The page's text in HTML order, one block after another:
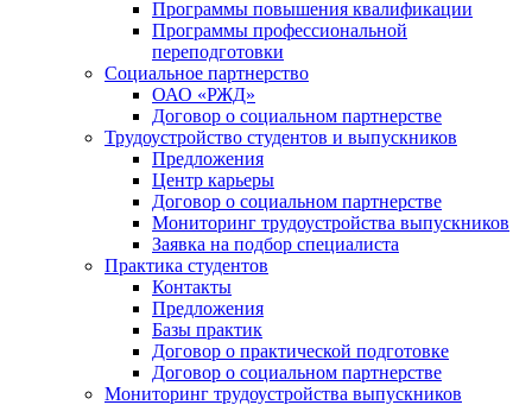
Программы повышения квалификации
Программы профессиональной
переподготовки
Социальное партнерство
ОАО «РЖД»
Договор о социальном партнерстве
Трудоустройство студентов и выпускников
Предложения
Центр карьеры
Договор о социальном партнерстве
Мониторинг трудоустройства выпускников
Заявка на подбор специалиста
Практика студентов
Контакты
Предложения
Базы практик
Договор о практической подготовке
Договор о социальном партнерстве
Мониторинг трудоустройства выпускников